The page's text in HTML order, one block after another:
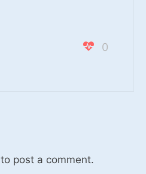
0
to post a comment.